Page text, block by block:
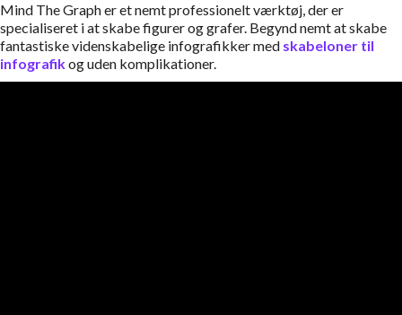
Mind The Graph er et nemt professionelt værktøj, der er
specialiseret i at skabe figurer og grafer. Begynd nemt at skabe
fantastiske videnskabelige infografikker med skabeloner til
infografikog uden komplikationer.